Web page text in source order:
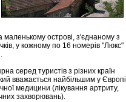
острові, з'єднаному з
у кожному по 16 номерів "Люкс"
серед туристів з різних країн
вважається найбільшим у Європі
медицини (лікування артриту,
захворювань).